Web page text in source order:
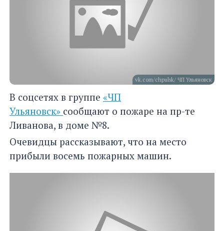
vk.com/chpulsk/ ЧП Ульяновск
В соцсетях в группе «ЧП
Ульяновск» сообщают о пожаре на пр-те
Ливанова, в доме №8.
Очевидцы рассказывают, что на место
прибыли восемь пожарных машин.